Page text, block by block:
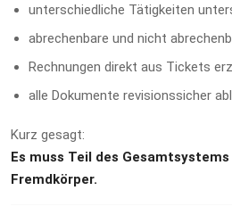
unterschiedliche Tätigkeiten
abrechenbare und nicht
Rechnungen direkt aus Tickets
alle Dokumente revisionssicher
Kurz gesagt:
Es muss Teil des
Fremdkörper.